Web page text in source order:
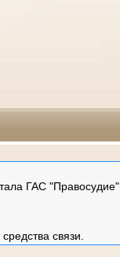
ГАС "Правосудие".
связи.